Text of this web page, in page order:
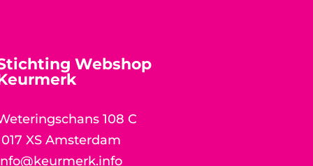
Webshop
108 C
XS Amsterdam